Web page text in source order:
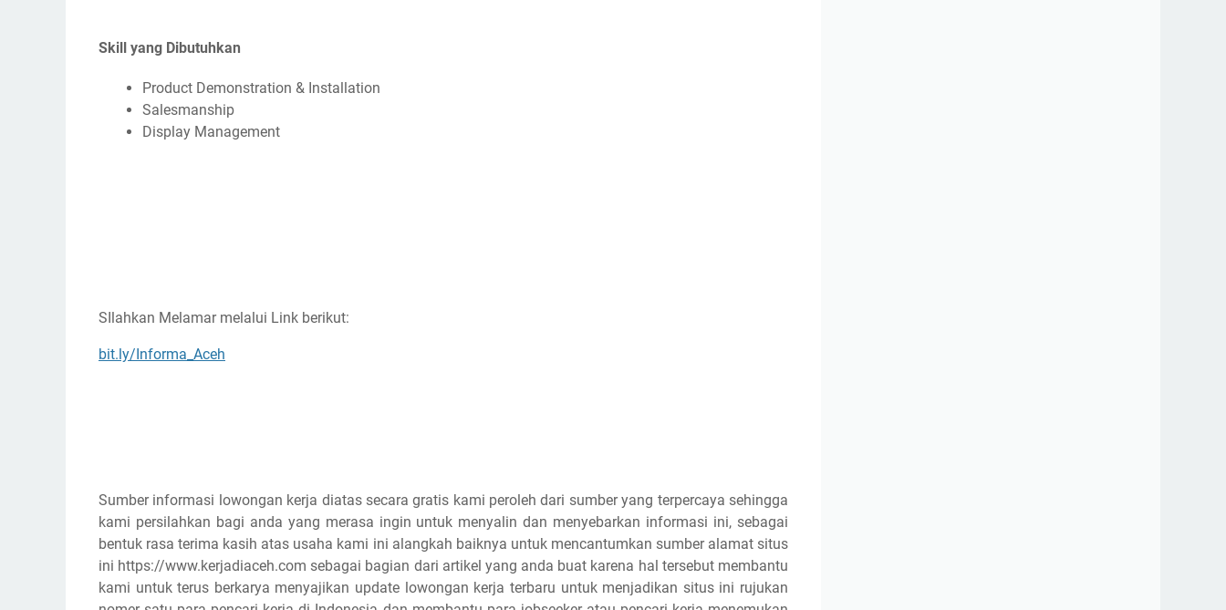
Skill yang Dibutuhkan
Product Demonstration & Installation
Salesmanship
Display Management
SIlahkan Melamar melalui Link berikut:
bit.ly/Informa_Aceh
Sumber informasi lowongan kerja diatas secara gratis kami peroleh dari sumber yang terpercaya sehingga
kami persilahkan bagi anda yang merasa ingin untuk menyalin dan menyebarkan informasi ini, sebagai
bentuk rasa terima kasih atas usaha kami ini alangkah baiknya untuk mencantumkan sumber alamat situs
ini https://www.kerjadiaceh.com sebagai bagian dari artikel yang anda buat karena hal tersebut membantu
kami untuk terus berkarya menyajikan update lowongan kerja terbaru untuk menjadikan situs ini rujukan